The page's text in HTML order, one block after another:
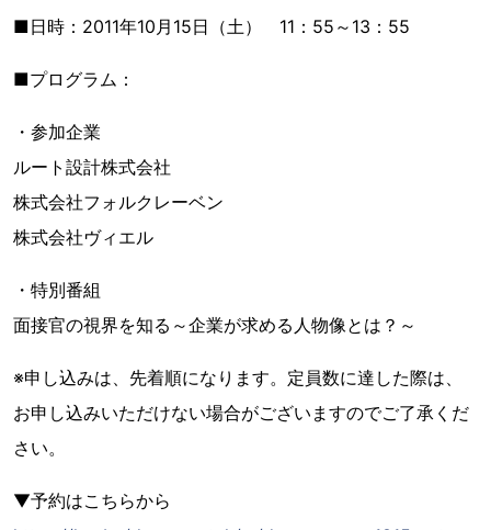
■日時：2011年10月15日（土） 11：55～13：55
■プログラム：
・参加企業
ルート設計株式会社
株式会社フォルクレーベン
株式会社ヴィエル
・特別番組
面接官の視界を知る～企業が求める人物像とは？～
※申し込みは、先着順になります。定員数に達した際は、
お申し込みいただけない場合がございますのでご了承くだ
さい。
▼予約はこちらから